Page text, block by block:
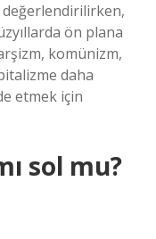
ön plana
komünizm,
daha
etmek için
sol mu?